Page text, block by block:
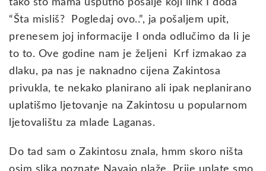
tako što mama usputno pošalje koji link I doda
“Šta misliš? Pogledaj ovo..”, ja pošaljem upit,
prenesem joj informacije I onda odlučimo da li je
to to. Ove godine nam je željeni Krf izmakao za
dlaku, pa nas je naknadno cijena Zakintosa
privukla, te nekako planirano ali ipak neplanirano
uplatišmo ljetovanje na Zakintosu u popularnom
ljetovalištu za mlade Laganas.
Do tad sam o Zakintosu znala, hmm skoro ništa